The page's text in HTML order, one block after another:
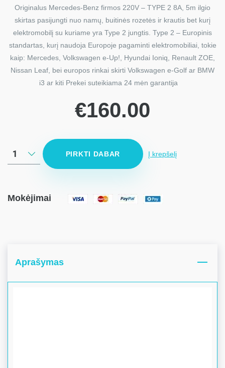
Originalus Mercedes-Benz firmos 220V – TYPE 2 8A, 5m ilgio
skirtas pasijungti nuo namų, buitinės rozetės ir krautis bet kurį
elektromobilį su kuriame yra Type 2 jungtis. Type 2 – Europinis
standartas, kurį naudoja Europoje pagaminti elektromobiliai, tokie
kaip: Mercedes, Volkswagen e-Up!, Hyundai Ioniq, Renault ZOE,
Nissan Leaf, bei europos rinkai skirti Volkswagen e-Golf ar BMW
i3 ar kiti Prekei suteikiama 24 mėn garantija
€160.00
PIRKTI DABAR Į krepšelį
Mokėjimai
Aprašymas